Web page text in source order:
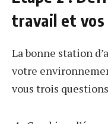
travail et vos
La bonne station
votre
vous trois